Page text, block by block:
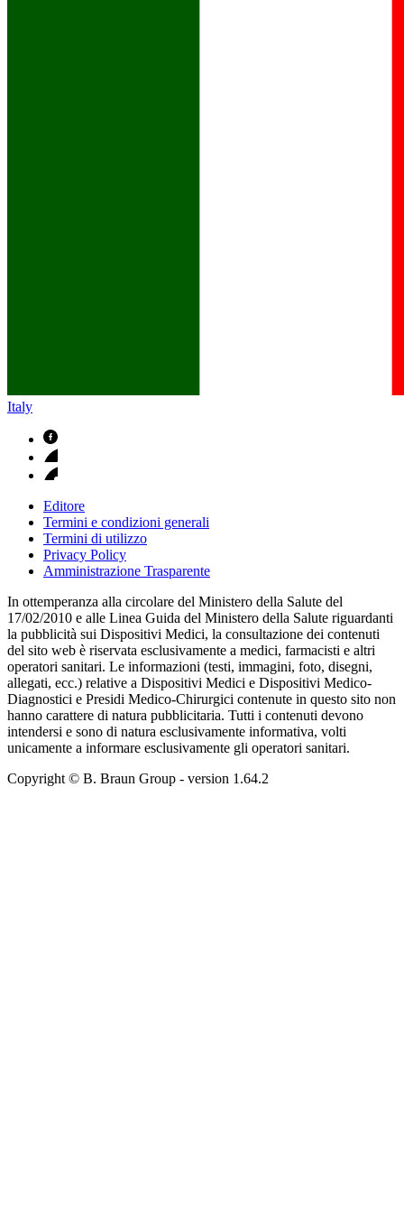
Italy
Editore
Termini e condizioni generali
Termini di utilizzo
Privacy Policy
Amministrazione Trasparente
In ottemperanza alla circolare del Ministero della Salute del
17/02/2010 e alle Linea Guida del Ministero della Salute riguardanti
la pubblicità sui Dispositivi Medici, la consultazione dei contenuti
del sito web è riservata esclusivamente a medici, farmacisti e altri
operatori sanitari. Le informazioni (testi, immagini, foto, disegni,
allegati, ecc.) relative a Dispositivi Medici e Dispositivi Medico-
Diagnostici e Presidi Medico-Chirurgici contenute in questo sito non
hanno carattere di natura pubblicitaria. Tutti i contenuti devono
intendersi e sono di natura esclusivamente informativa, volti
unicamente a informare esclusivamente gli operatori sanitari.
Copyright © B. Braun Group - version 1.64.2